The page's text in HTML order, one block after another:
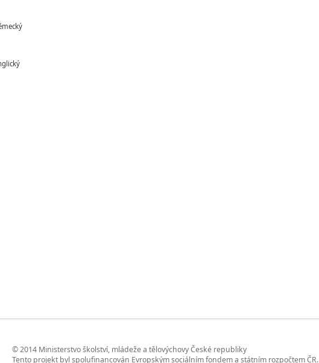
© 2014 Ministerstvo školství, mládeže a tělovýchovy České republiky
Tento projekt byl spolufinancován Evropským sociálním fondem a státním rozpočtem ČR.